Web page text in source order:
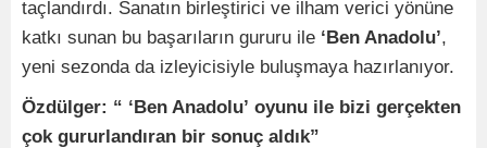
taçlandırdı. Sanatın birleştirici ve ilham verici yönüne
katkı sunan bu başarıların gururu ile ‘Ben Anadolu’,
yeni sezonda da izleyicisiyle buluşmaya hazırlanıyor.
Özdülger: “ ‘Ben Anadolu’ oyunu ile bizi gerçekten
çok gururlandıran bir sonuç aldık”